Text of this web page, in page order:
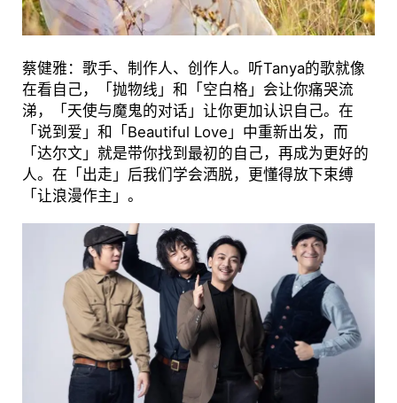
蔡健雅：歌手、制作人、创作人。听Tanya的歌就像
在看自己，「抛物线」和「空白格」会让你痛哭流
涕，「天使与魔鬼的对话」让你更加认识自己。在
「说到爱」和「Beautiful Love」中重新出发，而
「达尔文」就是带你找到最初的自己，再成为更好的
人。在「出走」后我们学会洒脱，更懂得放下束缚
「让浪漫作主」。